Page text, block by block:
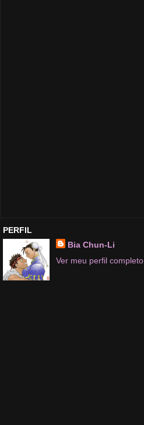
PERFIL
Bia Chun-Li
Ver meu perfil completo